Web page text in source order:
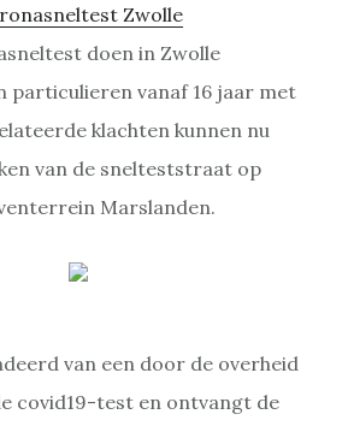
Zwolle
doen in Zwolle
particulieren vanaf 16 jaar met
klachten kunnen nu
van de snelteststraat op
Marslanden.
van een door de overheid
covid19-test en ontvangt de